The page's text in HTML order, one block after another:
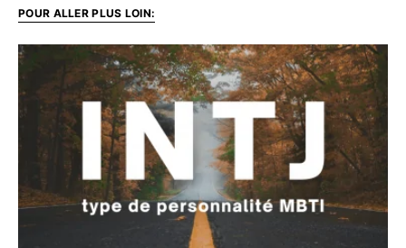
POUR ALLER PLUS LOIN: